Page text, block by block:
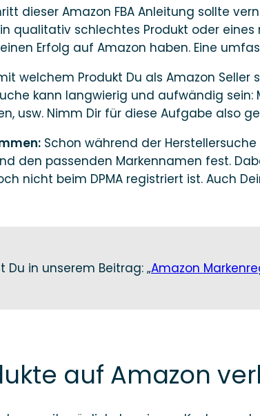
dieser Amazon FBA Anleitung sollte
qualitativ schlechtes Produkt oder
Erfolg auf Amazon haben. Eine
welchem Produkt Du als Amazon
kann langwierig und aufwändig
usw. Nimm Dir für diese Aufgabe also
Schon während der
den passenden Markennamen fest.
nicht beim DPMA registriert ist. Auch
Du in unserem Beitrag: „Amazon
auf Amazon